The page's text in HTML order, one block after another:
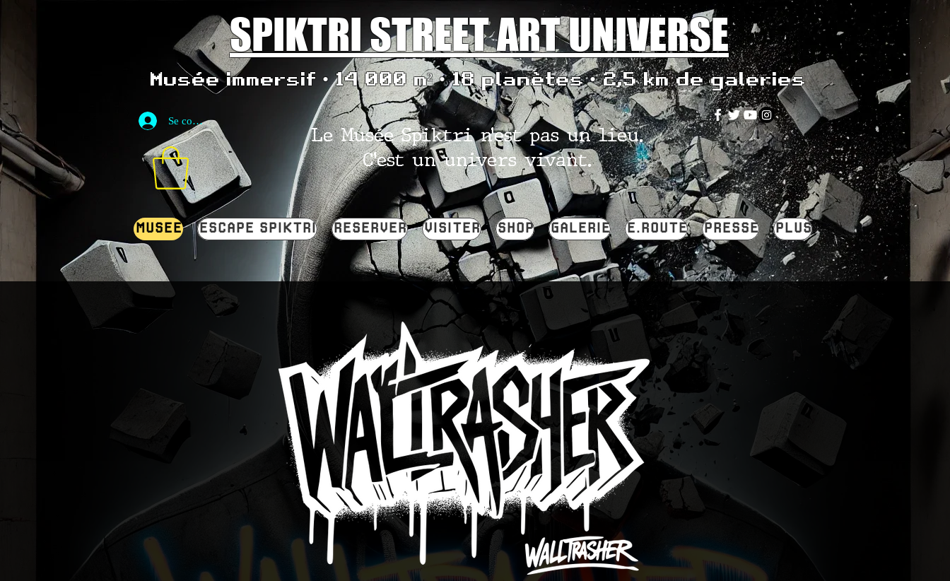
SPIKTRI STREET ART UNIVERSE
Musée immersif • 14 000 m² • 18 planètes • 2,5 km de galeries
Se connecter
Le Musée Spiktri n’est pas un lieu.
C’est un univers vivant.
MUSEE ESCAPE SPIKTRI RESERVER VISITER SHOP GALERIE E.ROUTE PRESSE PLUS